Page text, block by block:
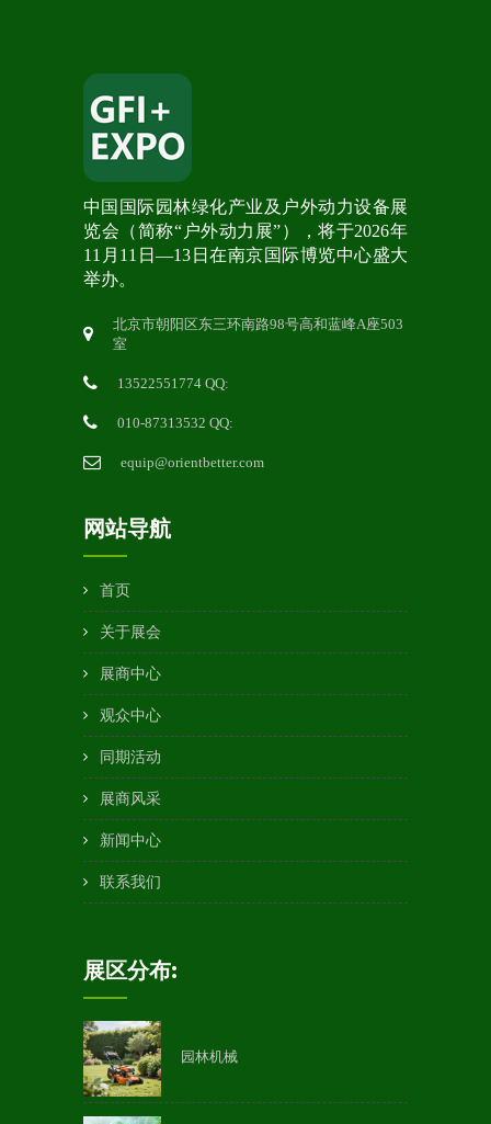
中国国际园林绿化产业及户外动力设备展
览会（简称“户外动力展”），将于2026年
11月11日—13日在南京国际博览中心盛大
举办。
北京市朝阳区东三环南路98号高和蓝峰A座503
室
13522551774 QQ:
010-87313532 QQ:
equip@orientbetter.com
网站导航
首页
关于展会
展商中心
观众中心
同期活动
展商风采
新闻中心
联系我们
展区分布:
园林机械